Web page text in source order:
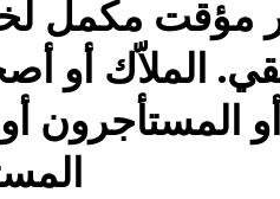
مؤقت مكمل
الملاّك أو
المستأجرون